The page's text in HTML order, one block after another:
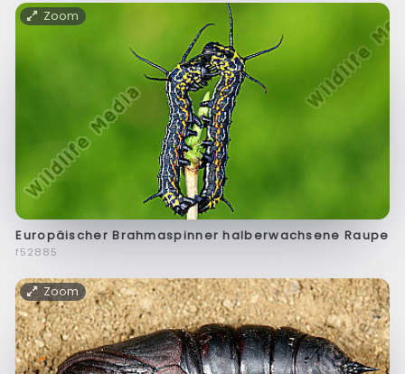
Zoom
Europäischer Brahmaspinner halberwachsene Raupe
f52885
Zoom